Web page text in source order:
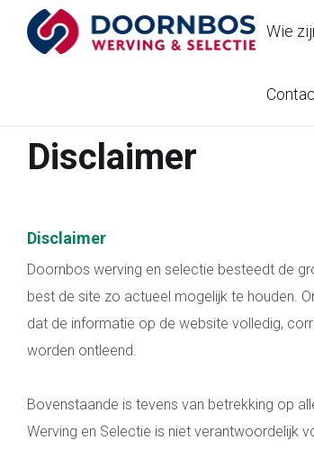
Wie
Disclaimer
Disclaimer
Doornbos werving en selectie besteedt de
best de site zo actueel mogelijk te houden.
dat de informatie op de website volledig,
worden ontleend.
Bovenstaande is tevens van betrekking op
Werving en Selectie is niet verantwoordelijk